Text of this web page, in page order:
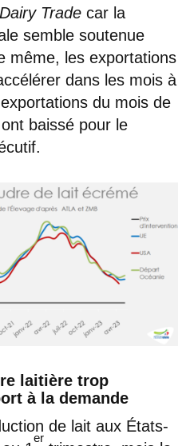
Trade car la
semble soutenue
même, les exportations
dans les mois à
du mois de
baissé pour le
laitière trop
à la demande
de lait aux États-
er